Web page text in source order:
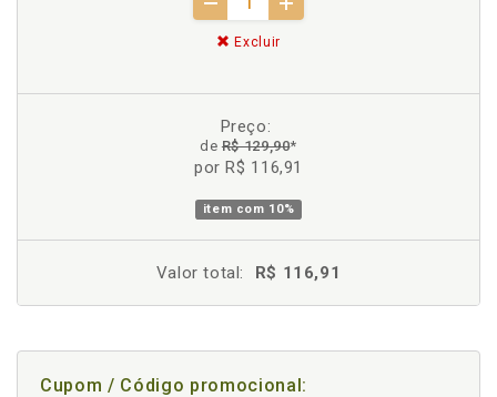
Excluir
Preço:
deR$ 129,90*
por R$ 116,91
item com 10%
Valor total: R$ 116,91
Cupom / Código promocional: